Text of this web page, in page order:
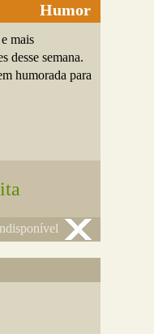
Humor
mais
desse semana.
humorada para